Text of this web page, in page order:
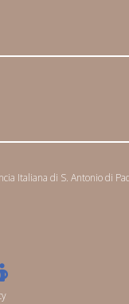
Italiana di S. Antonio di